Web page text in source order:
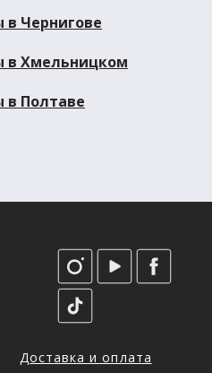
Чернигове
в Хмельницком
Полтаве
Доставка и оплата